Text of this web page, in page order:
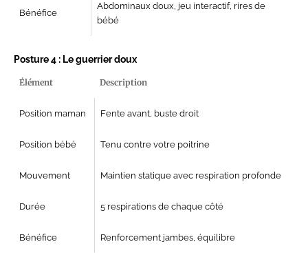
Bénéfice
Abdominaux doux, jeu interactif, rires de
bébé
Posture 4 : Le guerrier doux
Élément Description
Position maman Fente avant, buste droit
Position bébé Tenu contre votre poitrine
Mouvement Maintien statique avec respiration profonde
Durée 5 respirations de chaque côté
Bénéfice Renforcement jambes, équilibre